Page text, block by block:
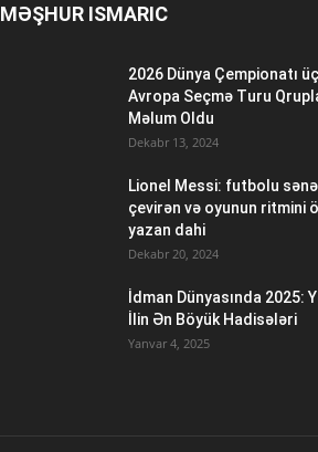
MƏŞHUR ISMARIC
2026 Dünya Çempionatı
Avropa Seçmə Turu
Məlum Oldu
Dekabr 13, 2024
Lionel Messi: futbolu
çevirən və oyunun ritmini
yazan dahi
Dekabr 20, 2024
İdman Dünyasında 2025:
İlin Ən Böyük Hadisələri
Yanvar 4, 2025